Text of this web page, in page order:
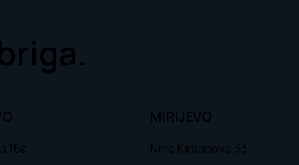
16a
MIRIJEVO
Nine Kirsanove 33